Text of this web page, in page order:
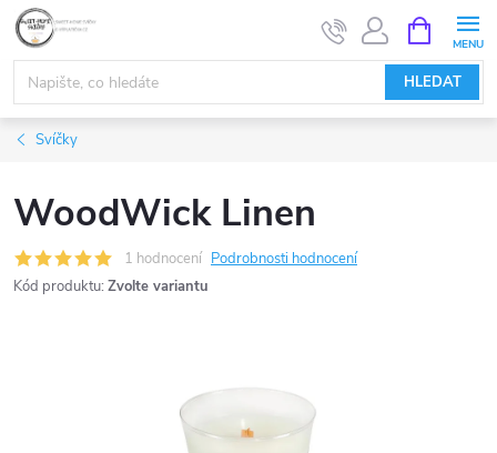
Přejít
obsah
HLEDAT
NÁKUPNÍ
KOŠÍK
Svíčky
WoodWick Linen
1 hodnocení Podrobnosti hodnocení
Kód produktu: Zvolte variantu